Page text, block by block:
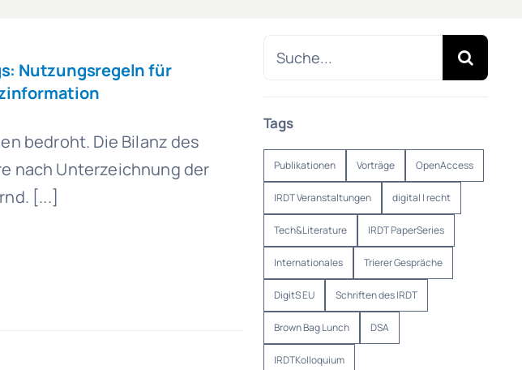
Nutzungsregeln für
bedroht. Die Bilanz des
nach Unterzeichnung der
[...]
Suche
Tags
Publikationen Vorträge OpenAccess
IRDT Veranstaltungen digital | recht
Tech&Literature IRDT PaperSeries
Internationales Trierer Gespräche
DigitS EU Schriften des IRDT
Brown Bag Lunch DSA
IRDTKolloquium